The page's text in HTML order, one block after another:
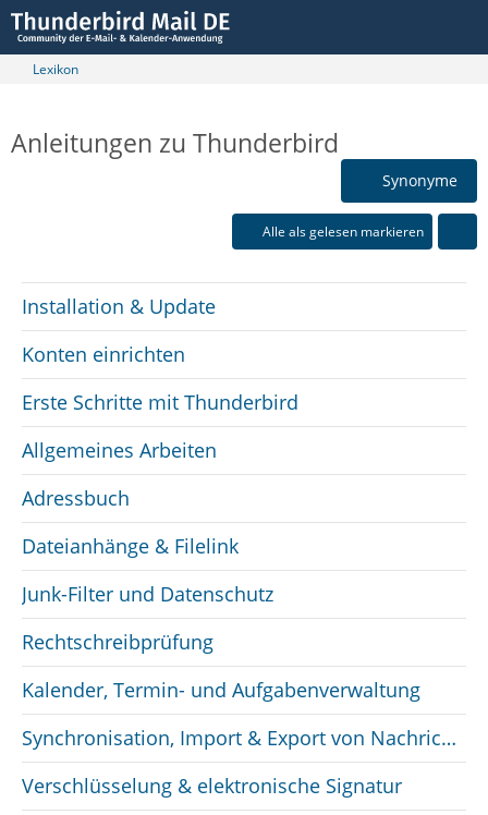
Lexikon
Anleitungen zu Thunderbird
Synonyme
Alle als gelesen markieren
Installation & Update
Konten einrichten
Erste Schritte mit Thunderbird
Allgemeines Arbeiten
Adressbuch
Dateianhänge & Filelink
Junk-Filter und Datenschutz
Rechtschreibprüfung
Kalender, Termin- und Aufgabenverwaltung
Synchronisation, Import & Export von Nachrichten & Kontakten
Verschlüsselung & elektronische Signatur